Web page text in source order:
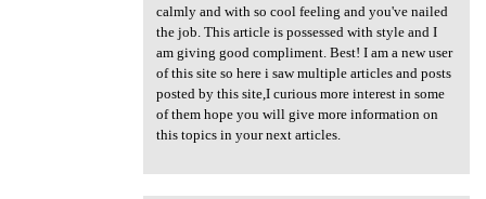
calmly and with so cool feeling and you've nailed
the job. This article is possessed with style and I
am giving good compliment. Best! I am a new user
of this site so here i saw multiple articles and posts
posted by this site,I curious more interest in some
of them hope you will give more information on
this topics in your next articles.